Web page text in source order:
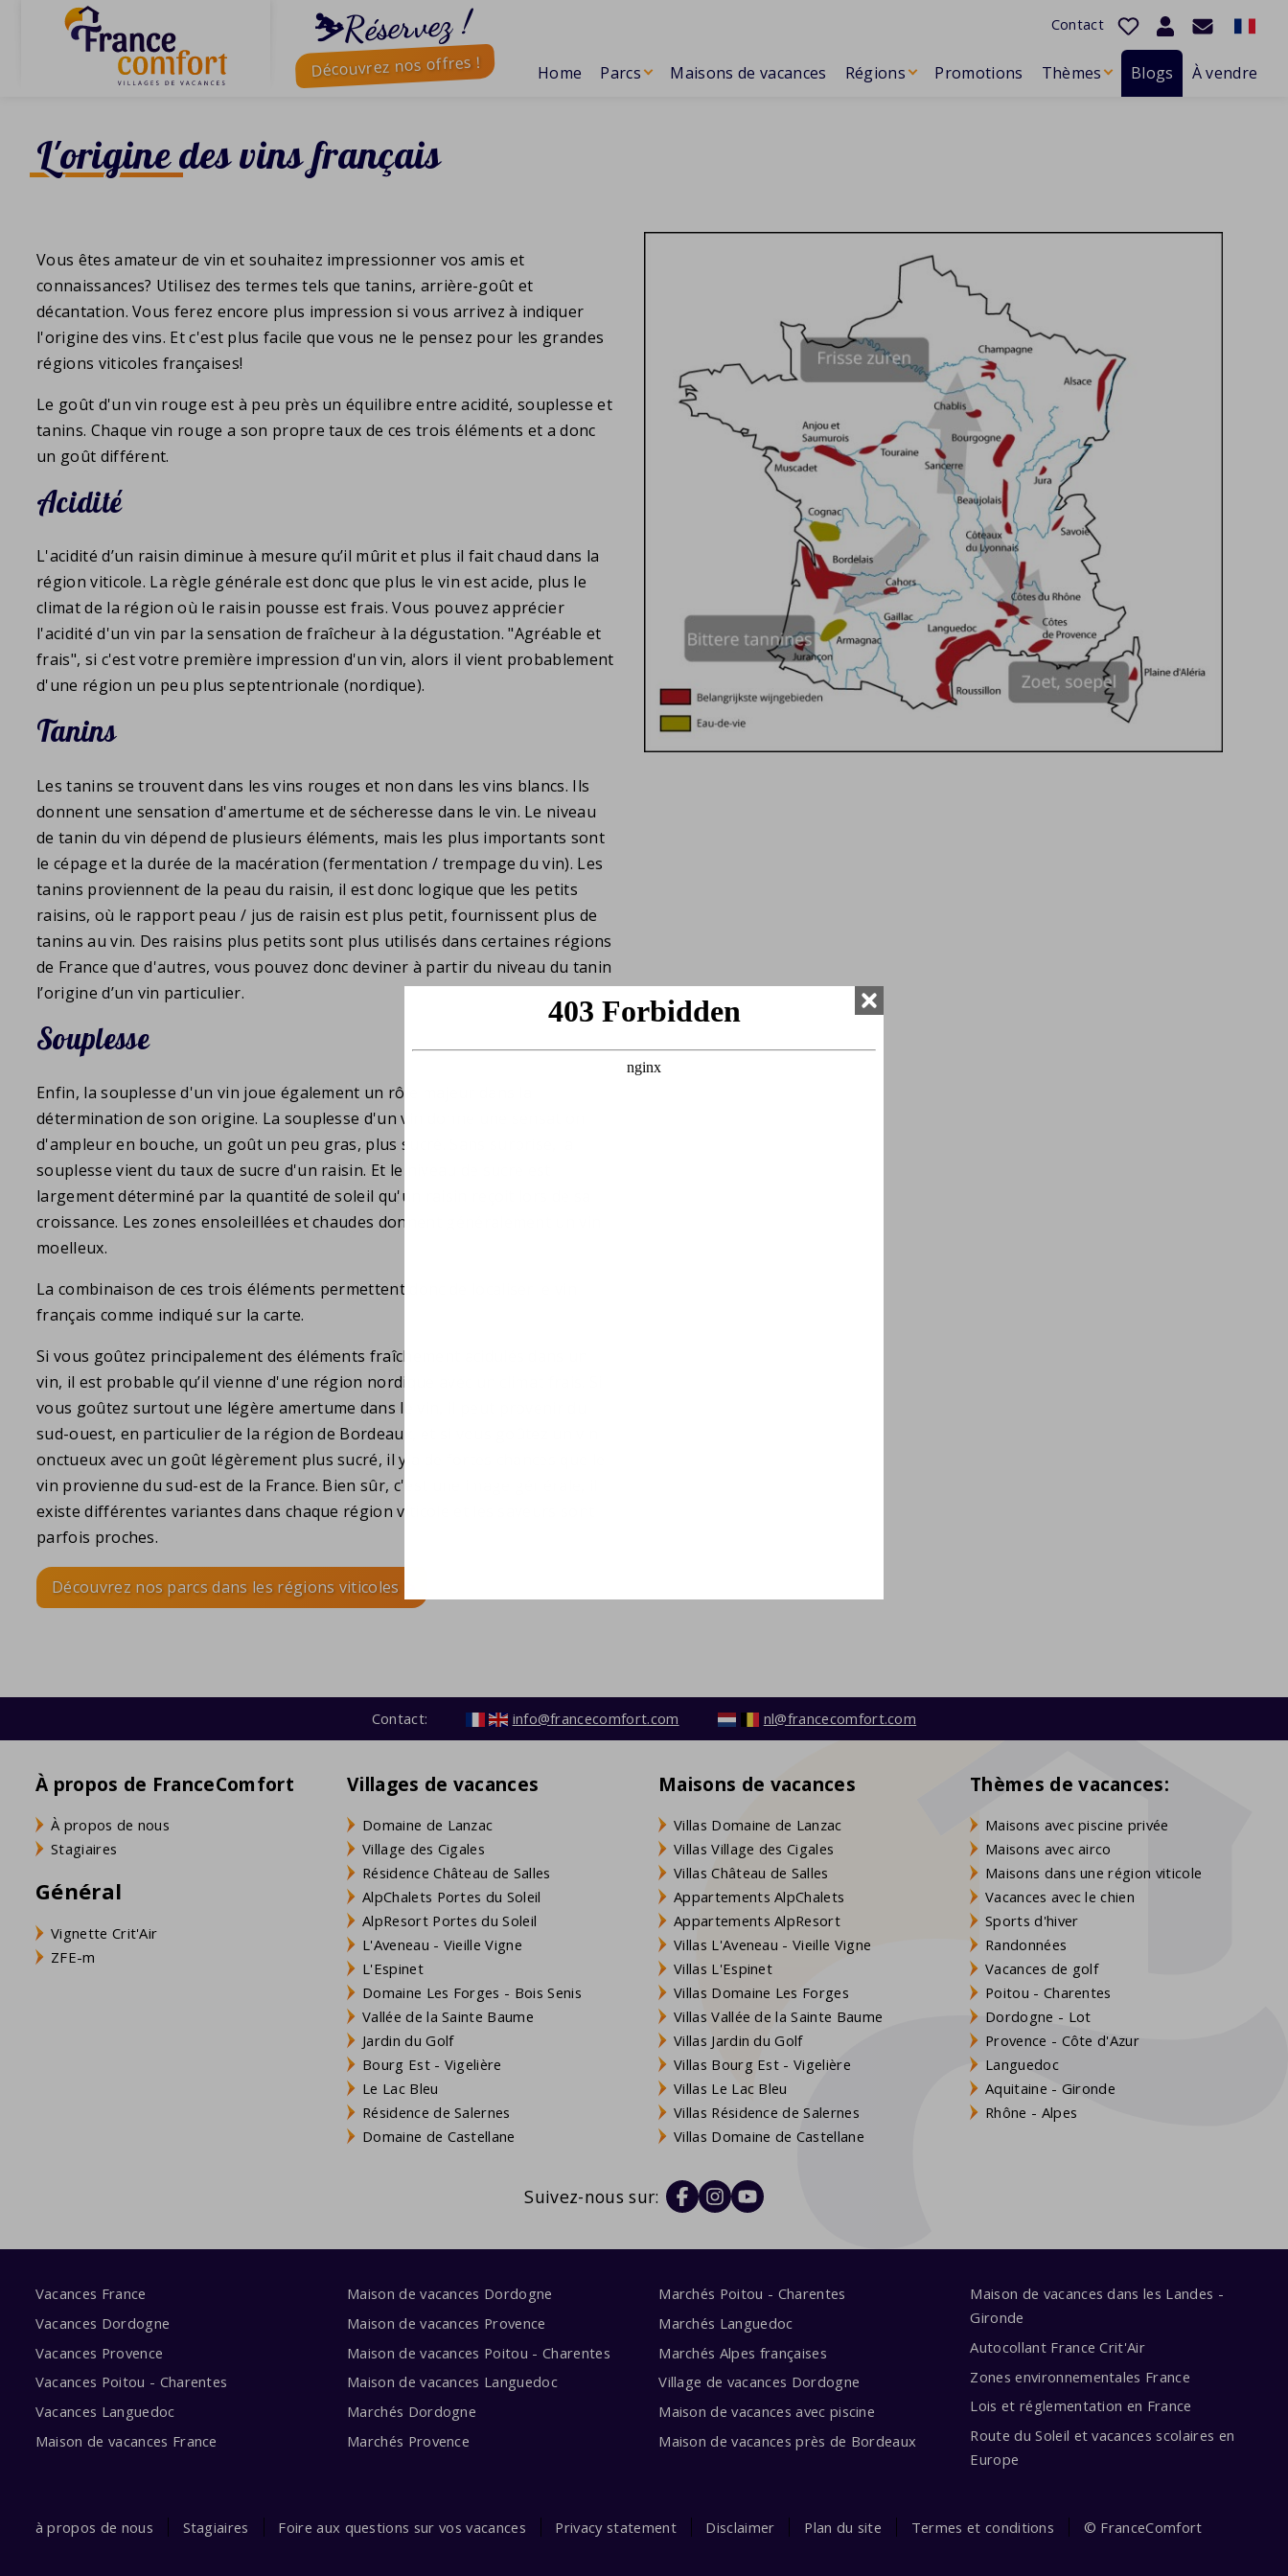
⛷️Réservez !
Découvrez nos offres !
Contact
Home Parcs Maisons de vacances Régions Promotions Thèmes Blogs À vendre
L'origine des vins français
Vous êtes amateur de vin et souhaitez impressionner vos amis et
connaissances? Utilisez des termes tels que tanins, arrière-goût et
décantation. Vous ferez encore plus impression si vous arrivez à indiquer
l'origine des vins. Et c'est plus facile que vous ne le pensez pour les grandes
régions viticoles françaises!
Le goût d'un vin rouge est à peu près un équilibre entre acidité, souplesse et
tanins. Chaque vin rouge a son propre taux de ces trois éléments et a donc
un goût différent.
Acidité
L'acidité d’un raisin diminue à mesure qu’il mûrit et plus il fait chaud dans la
région viticole. La règle générale est donc que plus le vin est acide, plus le
climat de la région où le raisin pousse est frais. Vous pouvez apprécier
l'acidité d'un vin par la sensation de fraîcheur à la dégustation. "Agréable et
frais", si c'est votre première impression d'un vin, alors il vient probablement
d'une région un peu plus septentrionale (nordique).
Tanins
Les tanins se trouvent dans les vins rouges et non dans les vins blancs. Ils
donnent une sensation d'amertume et de sécheresse dans le vin. Le niveau
de tanin du vin dépend de plusieurs éléments, mais les plus importants sont
le cépage et la durée de la macération (fermentation / trempage du vin). Les
tanins proviennent de la peau du raisin, il est donc logique que les petits
raisins, où le rapport peau / jus de raisin est plus petit, fournissent plus de
tanins au vin. Des raisins plus petits sont plus utilisés dans certaines régions
de France que d'autres, vous pouvez donc deviner à partir du niveau du tanin
l’origine d’un vin particulier.
Souplesse
Enfin, la souplesse d'un vin joue également un rôle majeur dans la
détermination de son origine. La souplesse d'un vin donne une sensation
d'ampleur en bouche, un goût un peu gras, plus sucré. Sans surprise, la
souplesse vient du taux de sucre d'un raisin. Et le niveau de sucre est
largement déterminé par la quantité de soleil qu'un raisin reçoit lors de sa
croissance. Les zones ensoleillées et chaudes donnent généralement un vin
moelleux.
La combinaison de ces trois éléments permettent donc de localiser le vin
français comme indiqué sur la carte.
Si vous goûtez principalement des éléments fraîchement acidulés dans un
vin, il est probable qu’il vienne d'une région nordique avec un climat frais. Si
vous goûtez surtout une légère amertume dans le vin, il peut provenir du
sud-ouest, en particulier de la région de Bordeaux, et si vous goûtez un vin
onctueux avec un goût légèrement plus sucré, il y a de fortes chances que le
vin provienne du sud-est de la France. Bien sûr, c'est une image générale, il
existe différentes variantes dans chaque région viticole et les saveurs sont
parfois proches.
Découvrez nos parcs dans les régions viticoles >
Contact: info@francecomfort.com nl@francecomfort.com
À propos de FranceComfort
À propos de nous
Stagiaires
Général
Vignette Crit'Air
ZFE-m
Villages de vacances
Domaine de Lanzac
Village des Cigales
Résidence Château de Salles
AlpChalets Portes du Soleil
AlpResort Portes du Soleil
L'Aveneau - Vieille Vigne
L'Espinet
Domaine Les Forges - Bois Senis
Vallée de la Sainte Baume
Jardin du Golf
Bourg Est - Vigelière
Le Lac Bleu
Résidence de Salernes
Domaine de Castellane
Maisons de vacances
Villas Domaine de Lanzac
Villas Village des Cigales
Villas Château de Salles
Appartements AlpChalets
Appartements AlpResort
Villas L'Aveneau - Vieille Vigne
Villas L'Espinet
Villas Domaine Les Forges
Villas Vallée de la Sainte Baume
Villas Jardin du Golf
Villas Bourg Est - Vigelière
Villas Le Lac Bleu
Villas Résidence de Salernes
Villas Domaine de Castellane
Thèmes de vacances:
Maisons avec piscine privée
Maisons avec airco
Maisons dans une région viticole
Vacances avec le chien
Sports d'hiver
Randonnées
Vacances de golf
Poitou - Charentes
Dordogne - Lot
Provence - Côte d'Azur
Languedoc
Aquitaine - Gironde
Rhône - Alpes
Suivez-nous sur:
Vacances France
Vacances Dordogne
Vacances Provence
Vacances Poitou - Charentes
Vacances Languedoc
Maison de vacances France
Maison de vacances Dordogne
Maison de vacances Provence
Maison de vacances Poitou - Charentes
Maison de vacances Languedoc
Marchés Dordogne
Marchés Provence
Marchés Poitou - Charentes
Marchés Languedoc
Marchés Alpes françaises
Village de vacances Dordogne
Maison de vacances avec piscine
Maison de vacances près de Bordeaux
Maison de vacances dans les Landes -
Gironde
Autocollant France Crit'Air
Zones environnementales France
Lois et réglementation en France
Route du Soleil et vacances scolaires en
Europe
à propos de nous Stagiaires Foire aux questions sur vos vacances Privacy statement Disclaimer Plan du site Termes et conditions © FranceComfort